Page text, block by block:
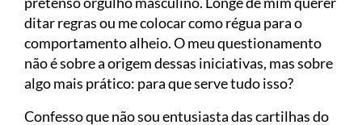
ditar regras ou me colocar como régua para o
comportamento alheio. O meu questionamento
não é sobre a origem dessas iniciativas, mas sobre
algo mais prático: para que serve tudo isso?
Confesso que não sou entusiasta das cartilhas do